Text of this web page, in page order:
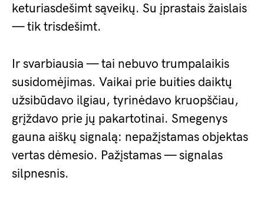
keturiasdešimt sąveikų. Su įprastais žaislais
— tik trisdešimt.
Ir svarbiausia — tai nebuvo trumpalaikis
susidomėjimas. Vaikai prie buities daiktų
užsibūdavo ilgiau, tyrinėdavo kruopščiau,
grįždavo prie jų pakartotinai. Smegenys
gauna aiškų signalą: nepažįstamas objektas
vertas dėmesio. Pažįstamas — signalas
silpnesnis.